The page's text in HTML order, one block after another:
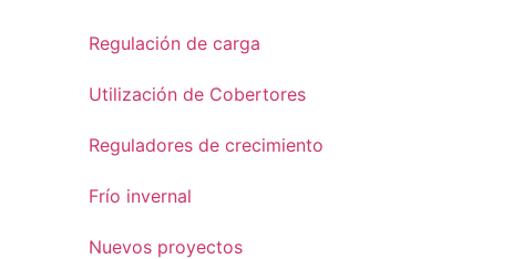
Regulación de carga
Utilización de Cobertores
Reguladores de crecimiento
Frío invernal
Nuevos proyectos